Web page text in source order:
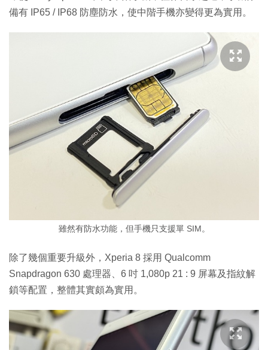
備有 IP65 / IP68 防塵防水，使中階手機亦變得更為實用。
雖然有防水功能，但手機只支援單 SIM。
除了幾個重要升級外，Xperia 8 採用 Qualcomm
Snapdragon 630 處理器、6 吋 1,080p 21 : 9 屏幕及指紋解
鎖等配置，整體其實頗為實用。